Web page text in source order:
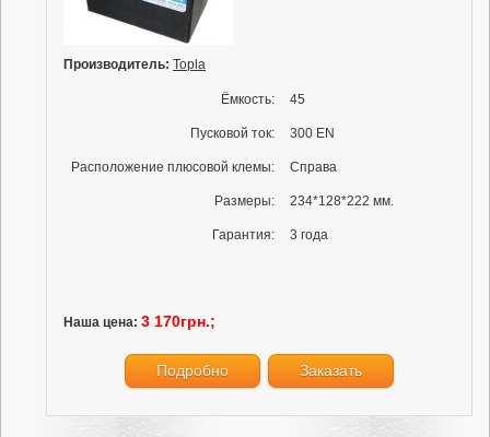
Производитель: Topla
Ёмкость: 45
Пусковой ток: 300 EN
Расположение плюсовой клемы: Справа
Размеры: 234*128*222 мм.
Гарантия: 3 года
Наша цена: 3 170грн.;
Подробно Заказать